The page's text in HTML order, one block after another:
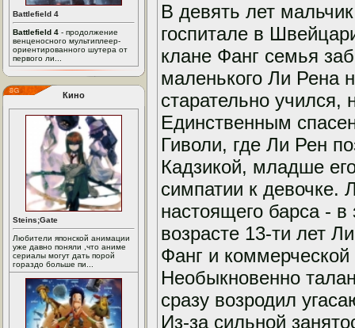
Battlefield 4
Battlefield 4 - продолжение
венценосного мультиплеер-
ориентированного шутера от
первого ли...
Кино
Steins;Gate
Любители японской анимации
уже давно поняли ,что аниме
сериалы могут дать порой
гораздо больше пи...
В девять лет
госпитале в
клане Фанг семья
маленького Ли Рена
старательно
Единственным
Гиволи, где Ли Рен
Кадзикой, младше
симпатии к девочке.
настоящего барса -
возрасте 13-ти лет
Фанг и
Необыкновенно
сразу возродил
Из-за сильной